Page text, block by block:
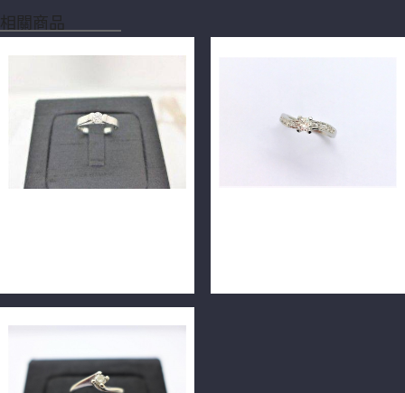
相關商品